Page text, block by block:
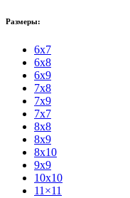
Размеры:
6x7
6x8
6x9
7x8
7x9
7x7
8x8
8x9
8x10
9x9
10x10
11×11